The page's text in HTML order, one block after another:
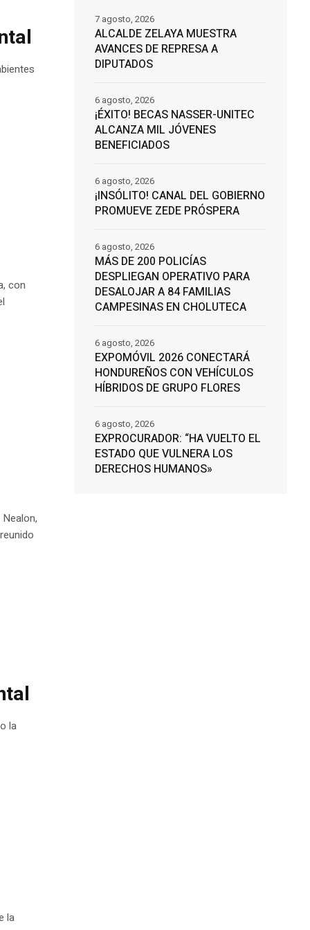
con
la
la
ALCALDE ZELAYA MUESTRA
AVANCES DE REPRESA A
DIPUTADOS
7 agosto, 2026
¡ÉXITO! BECAS NASSER-UNITEC
ALCANZA MIL JÓVENES
BENEFICIADOS
6 agosto, 2026
¡INSÓLITO! CANAL DEL GOBIERNO
PROMUEVE ZEDE PRÓSPERA
6 agosto, 2026
MÁS DE 200 POLICÍAS
DESPLIEGAN OPERATIVO PARA
DESALOJAR A 84 FAMILIAS
CAMPESINAS EN CHOLUTECA
6 agosto, 2026
EXPOMÓVIL 2026 CONECTARÁ
HONDUREÑOS CON VEHÍCULOS
HÍBRIDOS DE GRUPO FLORES
6 agosto, 2026
EXPROCURADOR: “HA VUELTO EL
ESTADO QUE VULNERA LOS
DERECHOS HUMANOS»
6 agosto, 2026